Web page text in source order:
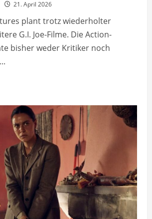
21. April 2026
plant trotz wiederholter
G.I. Joe-Filme. Die Action-
bisher weder Kritiker noch